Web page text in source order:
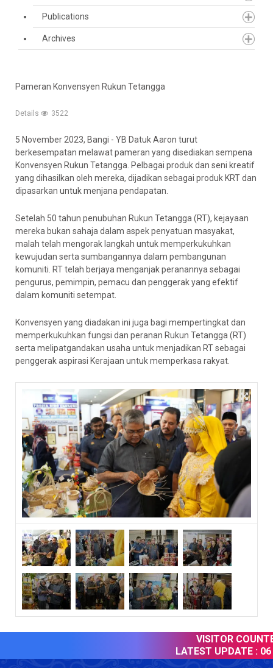
Publications
Archives
Pameran Konvensyen Rukun Tetangga
Details 3522
5 November 2023, Bangi - YB Datuk Aaron turut
berkesempatan melawat pameran yang disediakan sempena
Konvensyen Rukun Tetangga. Pelbagai produk dan seni kreatif
yang dihasilkan oleh mereka, dijadikan sebagai produk KRT dan
dipasarkan untuk menjana pendapatan.
Setelah 50 tahun penubuhan Rukun Tetangga (RT), kejayaan
mereka bukan sahaja dalam aspek penyatuan masyakat,
malah telah mengorak langkah untuk memperkukuhkan
kewujudan serta sumbangannya dalam pembangunan
komuniti. RT telah berjaya menganjak peranannya sebagai
pengurus, pemimpin, pemacu dan penggerak yang efektif
dalam komuniti setempat.
Konvensyen yang diadakan ini juga bagi mempertingkat dan
memperkukuhkan fungsi dan peranan Rukun Tetangga (RT)
serta melipatgandakan usaha untuk menjadikan RT sebagai
penggerak aspirasi Kerajaan untuk memperkasa rakyat.
VISITOR
LATEST UPDATE : 06